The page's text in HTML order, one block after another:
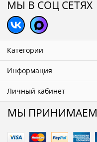
МЫ В СОЦ СЕТЯХ
Категории
Информация
Личный кабинет
МЫ ПРИНИМАЕМ